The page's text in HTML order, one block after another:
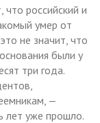
что российский и
умер от
не значит, что
были у
три года.
—
лет уже прошло.